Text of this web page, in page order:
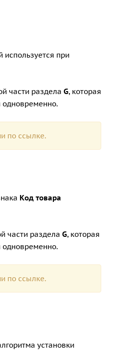
используется при
части раздела G, которая
по ссылке.
Код товара
части раздела G, которая
по ссылке.
установки